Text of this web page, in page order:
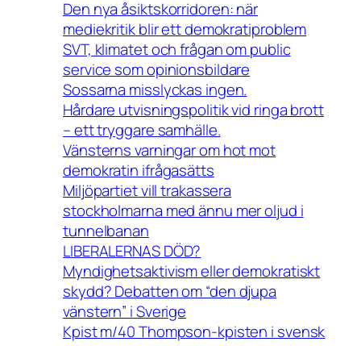
Den nya åsiktskorridoren: när
mediekritik blir ett demokratiproblem
SVT, klimatet och frågan om public
service som opinionsbildare
Sossarna misslyckas ingen.
Hårdare utvisningspolitik vid ringa brott
– ett tryggare samhälle.
Vänsterns varningar om hot mot
demokratin ifrågasätts
Miljöpartiet vill trakassera
stockholmarna med ännu mer oljud i
tunnelbanan
LIBERALERNAS DÖD?
Myndighetsaktivism eller demokratiskt
skydd? Debatten om “den djupa
vänstern” i Sverige
Kpist m/40 Thompson-kpisten i svensk